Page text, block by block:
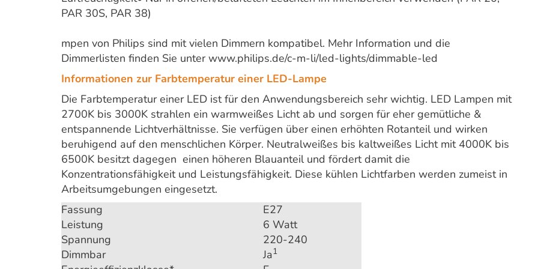
PAR 30S, PAR 38)
mpen von Philips sind mit vielen Dimmern kompatibel. Mehr Information und die
Dimmerlisten finden Sie unter www.philips.de/c-m-li/led-lights/dimmable-led
Informationen zur Farbtemperatur einer LED-Lampe
Die Farbtemperatur einer LED ist für den Anwendungsbereich sehr wichtig. LED Lampen mit
2700K bis 3000K strahlen ein warmweißes Licht ab und sorgen für eher gemütliche &
entspannende Lichtverhältnisse. Sie verfügen über einen erhöhten Rotanteil und wirken
beruhigend auf den menschlichen Körper. Neutralweißes bis kaltweißes Licht mit 4000K bis
6500K besitzt dagegen einen höheren Blauanteil und fördert damit die
Konzentrationsfähigkeit und Leistungsfähigkeit. Diese kühlen Lichtfarben werden zumeist in
Arbeitsumgebungen eingesetzt.
Fassung
E27
Leistung
6 Watt
Spannung
220-240
Dimmbar
Ja1